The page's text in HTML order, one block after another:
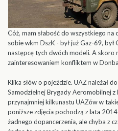
Cóż, mam słabość do wszystkiego na
sobie wkm DszK - był już Gaz-69, był
następcę tych dwóch modeli. A skoro
zainteresowaniem konfliktem w
Klika słów o pojeździe. UAZ należał
Samodzielnej Brygady Aeromobilnej z
przynajmniej kilkunastu UAZów w
poniższe zdjęcia pochodzą z lata
żadnego dopancerzenia, ale chyba z